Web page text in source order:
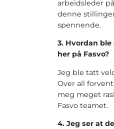
arbeidsleder
denne
spennende.
3. Hvordan
her på Fasvo?
Jeg ble tatt
Over all
meg meget
Fasvo teamet.
4. Jeg ser at